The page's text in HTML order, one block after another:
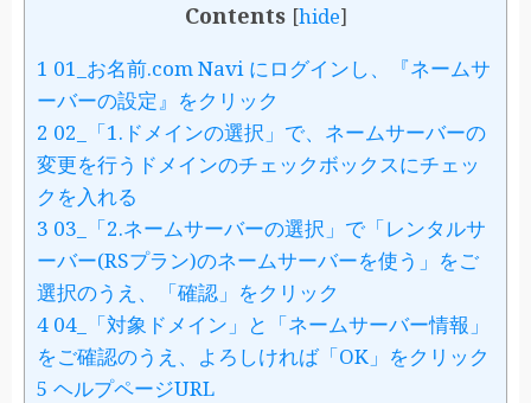
Contents [hide]
1 01_お名前.com Navi にログインし、『ネームサ
ーバーの設定』をクリック
2 02_「1.ドメインの選択」で、ネームサーバーの
変更を行うドメインのチェックボックスにチェッ
クを入れる
3 03_「2.ネームサーバーの選択」で「レンタルサ
ーバー(RSプラン)のネームサーバーを使う」をご
選択のうえ、「確認」をクリック
4 04_「対象ドメイン」と「ネームサーバー情報」
をご確認のうえ、よろしければ「OK」をクリック
5 ヘルプページURL